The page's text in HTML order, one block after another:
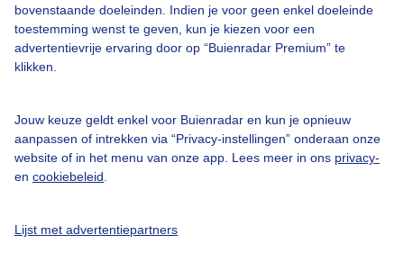
bovenstaande doeleinden. Indien je voor geen enkel doeleinde
toestemming wenst te geven, kun je kiezen voor een
advertentievrije ervaring door op “Buienradar Premium” te
klikken.
Jouw keuze geldt enkel voor Buienradar en kun je opnieuw
aanpassen of intrekken via “Privacy-instellingen” onderaan onze
website of in het menu van onze app. Lees meer in ons privacy-
en cookiebeleid
Lijst met advertentiepartners
Toegankelijkheid
Gebruikersvoorwaarden
Adverteren
Privacy beleid
Cookie beleid